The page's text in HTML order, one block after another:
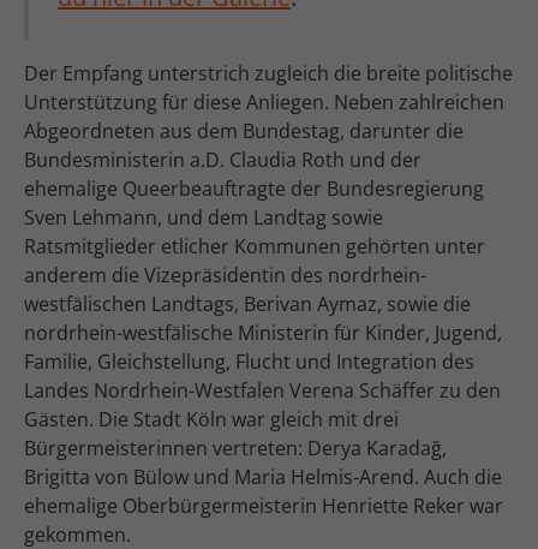
Der Empfang unterstrich zugleich die breite politische
Unterstützung für diese Anliegen. Neben zahlreichen
Abgeordneten aus dem Bundestag, darunter die
Bundesministerin a.D. Claudia Roth und der
ehemalige Queerbeauftragte der Bundesregierung
Sven Lehmann, und dem Landtag sowie
Ratsmitglieder etlicher Kommunen gehörten unter
anderem die Vizepräsidentin des nordrhein-
westfälischen Landtags, Berivan Aymaz, sowie die
nordrhein-westfälische Ministerin für Kinder, Jugend,
Familie, Gleichstellung, Flucht und Integration des
Landes Nordrhein-Westfalen Verena Schäffer zu den
Gästen. Die Stadt Köln war gleich mit drei
Bürgermeisterinnen vertreten: Derya Karadağ,
Brigitta von Bülow und Maria Helmis-Arend. Auch die
ehemalige Oberbürgermeisterin Henriette Reker war
gekommen.